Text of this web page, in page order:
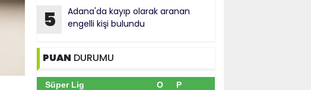
5
Adana'da kayıp olarak aranan
engelli kişi bulundu
PUAN DURUMU
Süper Lig O P